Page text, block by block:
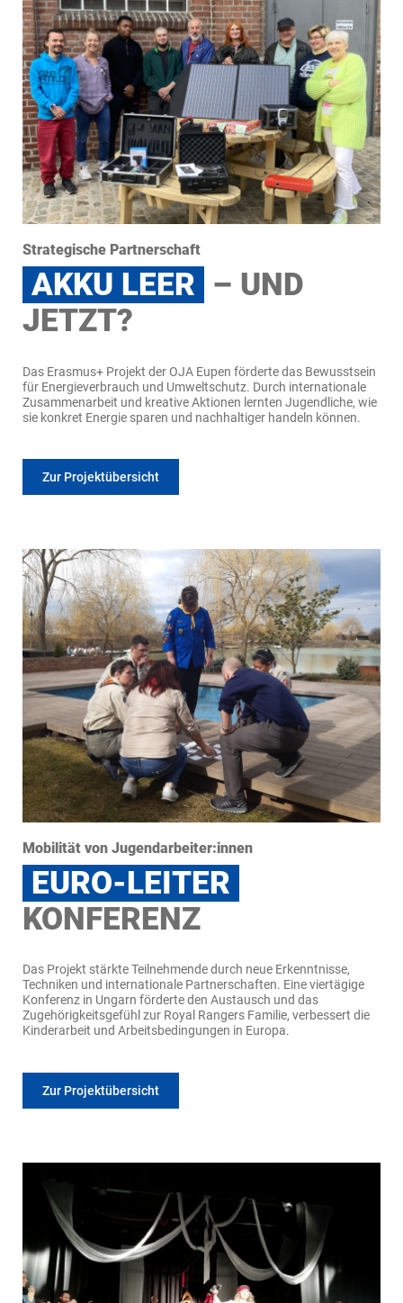
Strategische Partnerschaft
AKKU LEER – UND
JETZT?
Das Erasmus+ Projekt der OJA Eupen förderte das Bewusstsein
für Energieverbrauch und Umweltschutz. Durch internationale
Zusammenarbeit und kreative Aktionen lernten Jugendliche, wie
sie konkret Energie sparen und nachhaltiger handeln können.
Zur Projektübersicht
Mobilität von Jugendarbeiter:innen
EURO-LEITER
KONFERENZ
Das Projekt stärkte Teilnehmende durch neue Erkenntnisse,
Techniken und internationale Partnerschaften. Eine viertägige
Konferenz in Ungarn förderte den Austausch und das
Zugehörigkeitsgefühl zur Royal Rangers Familie, verbessert die
Kinderarbeit und Arbeitsbedingungen in Europa.
Zur Projektübersicht